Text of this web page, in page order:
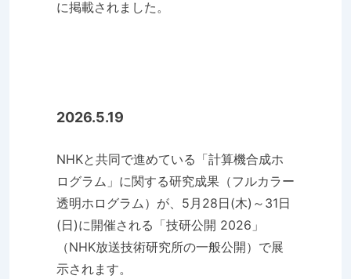
に掲載されました。
2026.5.19
NHKと共同で進めている「計算機合成ホ
ログラム」に関する研究成果（フルカラー
透明ホログラム）が、5月28日(木)～31日
(日)に開催される「技研公開 2026」
（NHK放送技術研究所の一般公開）で展
示されます。